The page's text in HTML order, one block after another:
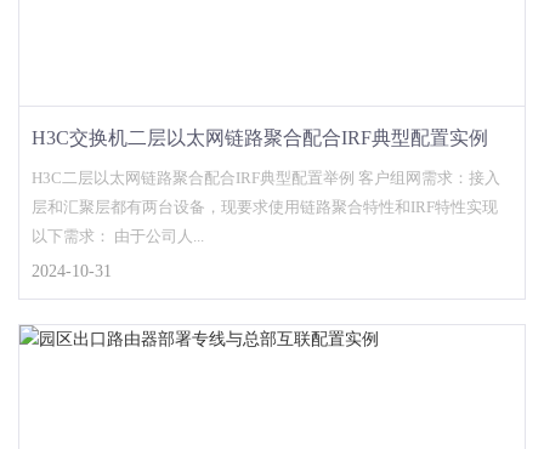
H3C交换机二层以太网链路聚合配合IRF典型配置实例
H3C二层以太网链路聚合配合IRF典型配置举例 客户组网需求：接入
层和汇聚层都有两台设备，现要求使用链路聚合特性和IRF特性实现
以下需求： 由于公司人...
2024-10-31